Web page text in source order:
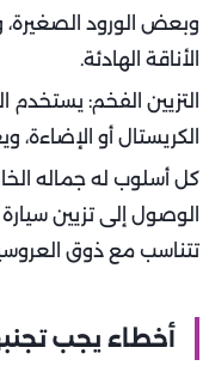
وبعض الورود الصغيرة،
الأناقة الهادئة.
التزيين الفخم:
الكريستال أو
كل أسلوب له جماله
الوصول إلى تزيين
تتناسب مع ذوق
أخطاء يجب